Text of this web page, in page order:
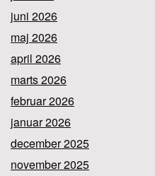
juni 2026
maj 2026
april 2026
marts 2026
februar 2026
januar 2026
december 2025
november 2025